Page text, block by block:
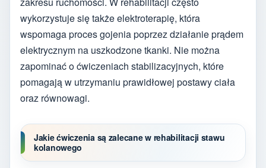
wykorzystuje się także elektroterapię, która
wspomaga proces gojenia poprzez działanie prądem
elektrycznym na uszkodzone tkanki. Nie można
zapominać o ćwiczeniach stabilizacyjnych, które
pomagają w utrzymaniu prawidłowej postawy ciała
oraz równowagi.
Jakie ćwiczenia są zalecane w rehabilitacji stawu
kolanowego